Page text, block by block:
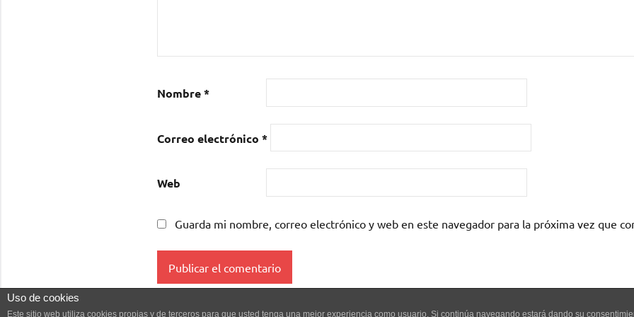
Nombre*
Correo electrónico *
Web
Guarda mi nombre, correo electrónico y web en este navegador para la próxima vez que
Uso de cookies
Este sitio web utiliza cookies propias y de terceros para que usted tenga una mejor experiencia como usuario. Si continúa navegando estará dando su